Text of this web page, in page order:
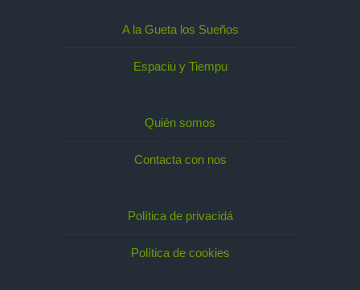
A la Gueta los Sueños
Espaciu y Tiempu
Quién somos
Contacta con nos
Política de privacidá
Política de cookies